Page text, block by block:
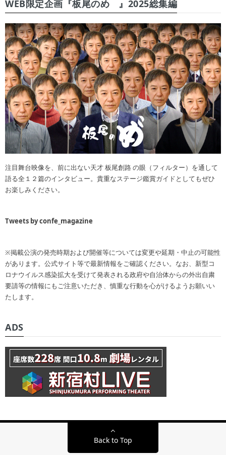
WEB限定企画『板尾のめ゙』2025総集編
注目舞台映像を、前に出ない天才 板尾創路 の眼（フィルター）を通して
語る全１２篇のインタビュー。貴重なステージ鑑賞ガイドとしてもぜひ
お楽しみください。
Tweets by confe_magazine
※掲載公演の発売時期および開催等については変更や延期・中止の可能性
があります。公式サイト等で最新情報をご確認ください。なお、新型コ
ロナウイルス感染拡大を受けて発表される政府や自治体からの外出自粛
要請等の情報にもご注意いただき、慎重な行動を心がけるようお願いい
たします。
ADS
Back to Top